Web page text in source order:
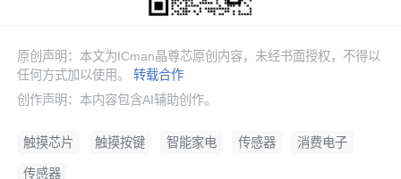
原创声明：本文为ICman晶尊芯原创内容，未经书面授权，不得以
任何方式加以使用。转载合作
创作声明：本内容包含AI辅助创作。
触摸芯片 触摸按键 智能家电 传感器 消费电子
传感器